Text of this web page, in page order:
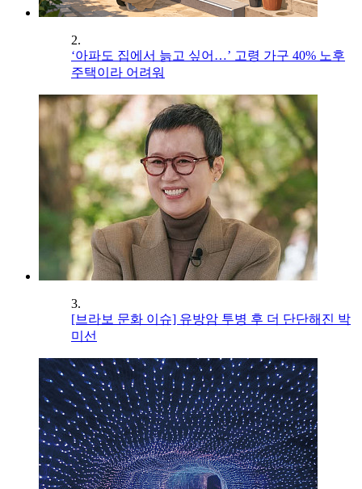
2.
‘아파도 집에서 늙고 싶어…’ 고령 가구 40% 노후
주택이라 어려워
3.
[브라보 문화 이슈] 유방암 투병 후 더 단단해진 박
미선